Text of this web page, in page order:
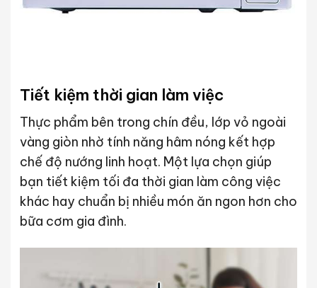
Tiết kiệm thời gian làm việc
Thực phẩm bên trong chín đều, lớp vỏ ngoài
vàng giòn nhờ tính năng hâm nóng kết hợp
chế độ nướng linh hoạt. Một lựa chọn giúp
bạn tiết kiệm tối đa thời gian làm công việc
khác hay chuẩn bị nhiều món ăn ngon hơn cho
bữa cơm gia đình.